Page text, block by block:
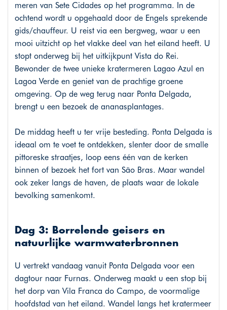
meren van Sete Cidades op het programma. In de
ochtend wordt u opgehaald door de Engels sprekende
gids/chauffeur. U reist via een bergweg, waar u een
mooi uitzicht op het vlakke deel van het eiland heeft. U
stopt onderweg bij het uitkijkpunt Vista do Rei.
Bewonder de twee unieke kratermeren Lagao Azul en
Lagoa Verde en geniet van de prachtige groene
omgeving. Op de weg terug naar Ponta Delgada,
brengt u een bezoek de ananasplantages.
De middag heeft u ter vrije besteding. Ponta Delgada is
ideaal om te voet te ontdekken, slenter door de smalle
pittoreske straatjes, loop eens één van de kerken
binnen of bezoek het fort van São Bras. Maar wandel
ook zeker langs de haven, de plaats waar de lokale
bevolking samenkomt.
Dag 3: Borrelende geisers en
natuurlijke warmwaterbronnen
U vertrekt vandaag vanuit Ponta Delgada voor een
dagtour naar Furnas. Onderweg maakt u een stop bij
het dorp van Vila Franca do Campo, de voormalige
hoofdstad van het eiland. Wandel langs het kratermeer